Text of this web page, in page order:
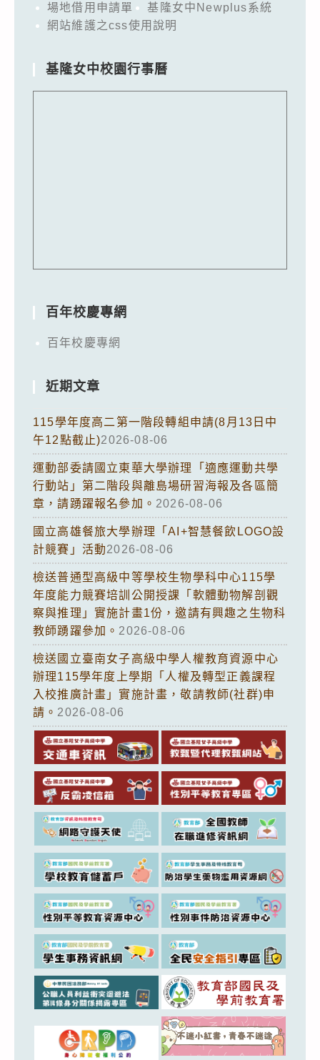
場地借用申請單
基隆女中Newplus系統
網站維護之css使用說明
基隆女中校園行事曆
百年校慶專網
百年校慶專網
近期文章
115學年度高二第一階段轉組申請(8月13日中
午12點截止)2026-08-06
運動部委請國立東華大學辦理「適應運動共學
行動站」第二階段與離島場研習海報及各區簡
章，請踴躍報名參加。 2026-08-06
國立高雄餐旅大學辦理「AI+智慧餐飲LOGO設
計競賽」活動2026-08-06
檢送普通型高級中等學校生物學科中心115學
年度能力競賽培訓公開授課「軟體動物解剖觀
察與推理」實施計畫1份，邀請有興趣之生物科
教師踴躍參加。 2026-08-06
檢送國立臺南女子高級中學人權教育資源中心
辦理115學年度上學期「人權及轉型正義課程
入校推廣計畫」實施計畫，敬請教師(社群)申
請。 2026-08-06